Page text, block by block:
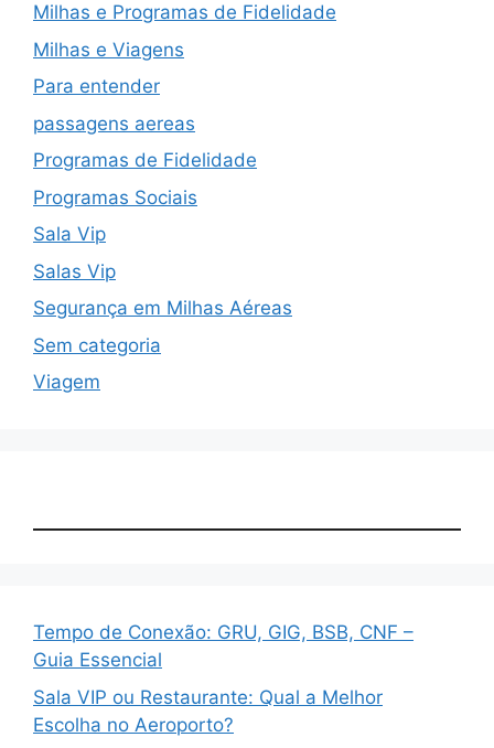
Milhas e Programas de Fidelidade
Milhas e Viagens
Para entender
passagens aereas
Programas de Fidelidade
Programas Sociais
Sala Vip
Salas Vip
Segurança em Milhas Aéreas
Sem categoria
Viagem
Tempo de Conexão: GRU, GIG, BSB, CNF –
Guia Essencial
Sala VIP ou Restaurante: Qual a Melhor
Escolha no Aeroporto?